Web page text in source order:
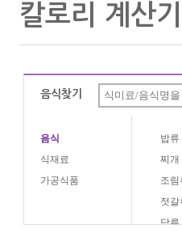
칼로리 계산기
음식찾기
음식
식재료
가공식품
밥류
찌개
조림
젓갈
당류